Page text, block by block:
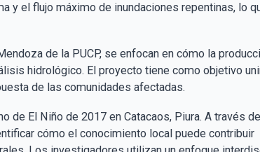
y el flujo máximo de inundaciones repentinas, lo
de la PUCP, se enfocan en cómo la
hidrológico. El proyecto tiene como objetivo
de las comunidades afectadas​​.
El Niño de 2017 en Catacaos, Piura. A través
cómo el conocimiento local puede contribuir